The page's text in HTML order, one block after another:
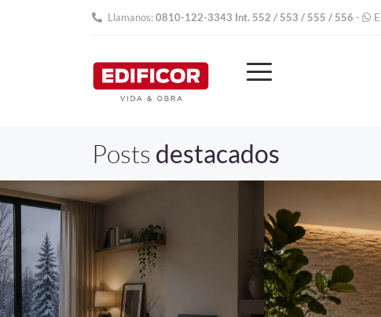
Llamanos:0810-122-3343 Int. 552 / 553 / 555 / 556 -
Posts destacados